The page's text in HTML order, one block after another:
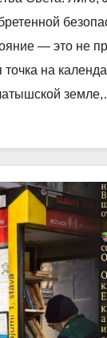
— это не
точка на